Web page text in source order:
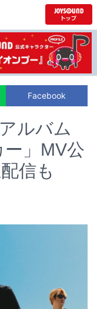
Facebook
ルバム
」MV公
信も